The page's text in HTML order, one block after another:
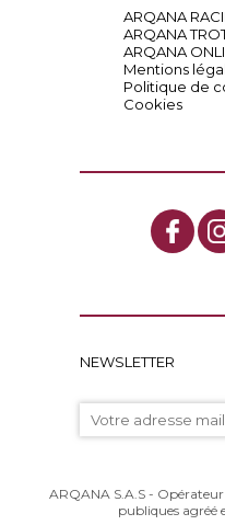
ARQANA
ARQANA
ARQANA
Mentions
Politique de
Cookies
NEWSLETTER
ARQANA S.A.S -
publiques agréé